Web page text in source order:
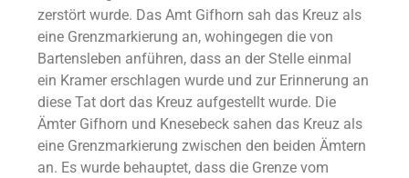
zerstört wurde. Das Amt Gifhorn sah das Kreuz als
eine Grenzmarkierung an, wohingegen die von
Bartensleben anführen, dass an der Stelle einmal
ein Kramer erschlagen wurde und zur Erinnerung an
diese Tat dort das Kreuz aufgestellt wurde. Die
Ämter Gifhorn und Knesebeck sahen das Kreuz als
eine Grenzmarkierung zwischen den beiden Ämtern
an. Es wurde behauptet, dass die Grenze vom